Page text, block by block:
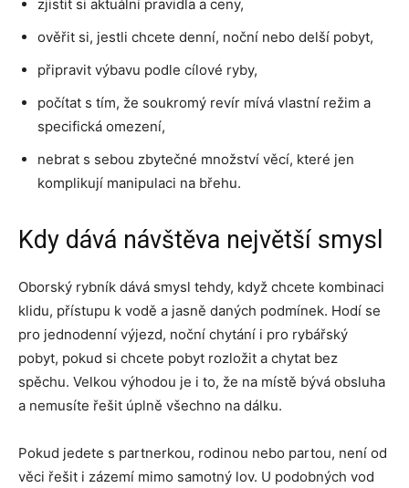
zjistit si aktuální pravidla a ceny,
ověřit si, jestli chcete denní, noční nebo delší pobyt,
připravit výbavu podle cílové ryby,
počítat s tím, že soukromý revír mívá vlastní režim a
specifická omezení,
nebrat s sebou zbytečné množství věcí, které jen
komplikují manipulaci na břehu.
Kdy dává návštěva největší smysl
Oborský rybník dává smysl tehdy, když chcete kombinaci
klidu, přístupu k vodě a jasně daných podmínek. Hodí se
pro jednodenní výjezd, noční chytání i pro rybářský
pobyt, pokud si chcete pobyt rozložit a chytat bez
spěchu. Velkou výhodou je i to, že na místě bývá obsluha
a nemusíte řešit úplně všechno na dálku.
Pokud jedete s partnerkou, rodinou nebo partou, není od
věci řešit i zázemí mimo samotný lov. U podobných vod